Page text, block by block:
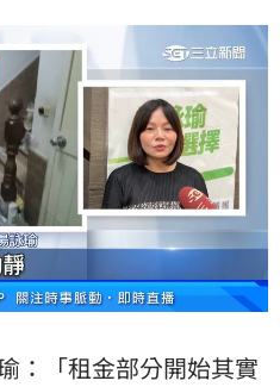
：「租金部分開始其實